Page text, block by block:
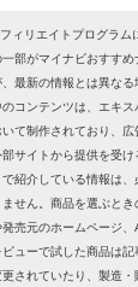
ィリエイトプログラム
部がマイナビおすす
最新の情報とは異な
コンテンツは、エキス
て制作されており、
サイトから提供を受
紹介している情報は、
せん。商品を選ぶと
売元のホームページ
ューで試した商品は記
されていたり、製造